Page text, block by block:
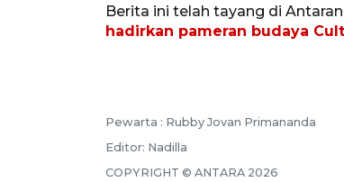
Berita ini telah tayang di
hadirkan pameran budaya
Pewarta : Rubby Jovan Primananda
Editor: Nadilla
COPYRIGHT © ANTARA 2026